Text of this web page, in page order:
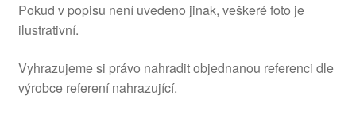
Pokud v popisu není uvedeno jinak, veškeré foto je
ilustrativní.
Vyhrazujeme si právo nahradit objednanou referenci dle
výrobce referení nahrazující.